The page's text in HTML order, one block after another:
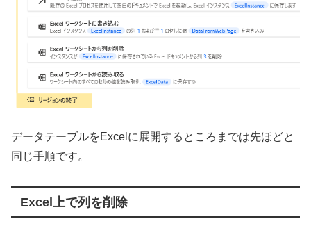
データテーブルをExcelに展開するところまでは先ほどと
同じ手順です。
Excel上で列を削除